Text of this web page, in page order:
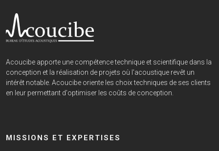
Acoucibe apporte une compétence technique et scientifique dans la
conception et la réalisation de projets où l'acoustique revêt un
intérêt notable. Acoucibe oriente les choix techniques de ses clients
en leur permettant d'optimiser les coûts de conception.
MISSIONS ET EXPERTISES